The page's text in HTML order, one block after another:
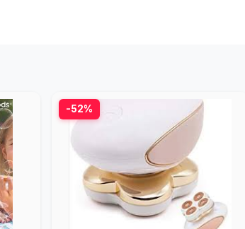
-52%